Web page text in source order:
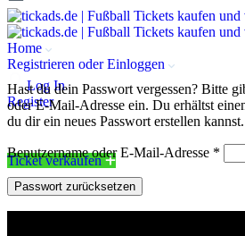
Home
Registrieren oder Einloggen
Log In
Register
Ticket verkaufen
Hast du dein Passwort vergessen? Bitte
oder E-Mail-Adresse ein. Du erhältst
du dir ein neues Passwort erstellen kannst.
Benutzername oder E-Mail-Adresse *
Passwort zurücksetzen